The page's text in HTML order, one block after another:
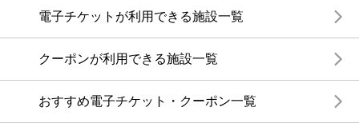
電子チケットが利用できる施設一覧
クーポンが利用できる施設一覧
おすすめ電子チケット・クーポン一覧